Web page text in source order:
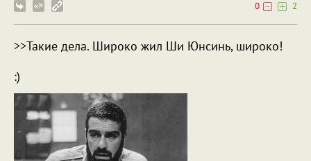
0
2
>>Такие дела. Широко жил Ши Юнсинь, широко!
:)